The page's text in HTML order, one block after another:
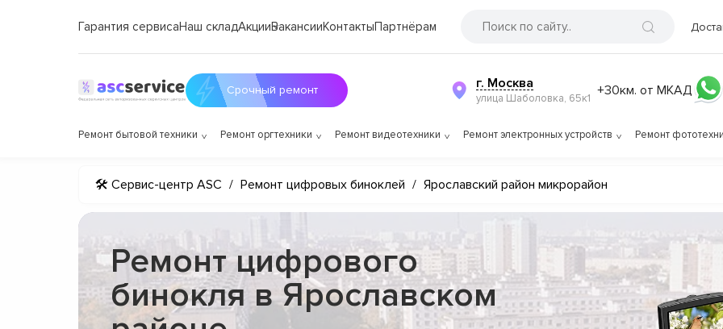
Гарантия сервисаНаш складАкцииВакансииКонтактыПартнёрам
Срочный ремонт г. Москва
улица Шаболовка, 65к1 +30км. от МКАД
Ремонт бытовой техники Ремонт оргтехники Ремонт видеотехники Ремонт электронных устройств Ремонт
🛠 Сервис-центр ASC / Ремонт цифровых биноклей / Ярославский район микрорайон
Ремонт цифрового
бинокля в Ярославском